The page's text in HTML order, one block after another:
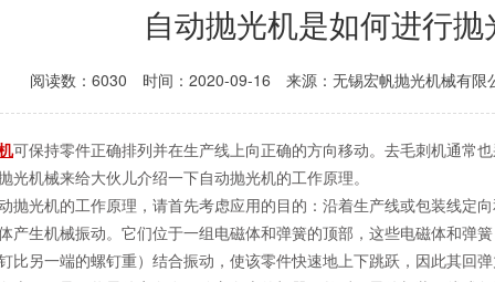
自动抛光机是如何进行
阅读数：6030 时间：2020-09-16 来源：无锡宏帆抛光机械有限
可保持零件正确排列并在生产线上向正确的方向移动。去毛刺机通常
光机械来给大伙儿介绍一下自动抛光机的工作原理。
抛光机的工作原理，请首先考虑应用的目的：沿着生产线或包装线定
产生机械振动。它们位于一组电磁体和弹簧的顶部，这些电磁体和弹
比另一端的螺钉重）结合振动，使该零件快速地上下跳跃，因此其回